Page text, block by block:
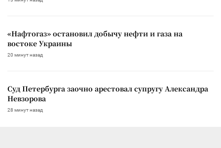
«Нафтогаз» остановил добычу нефти и газа на
востоке Украины
20 минут назад
Суд Петербурга заочно арестовал супругу Александра
Невзорова
28 минут назад